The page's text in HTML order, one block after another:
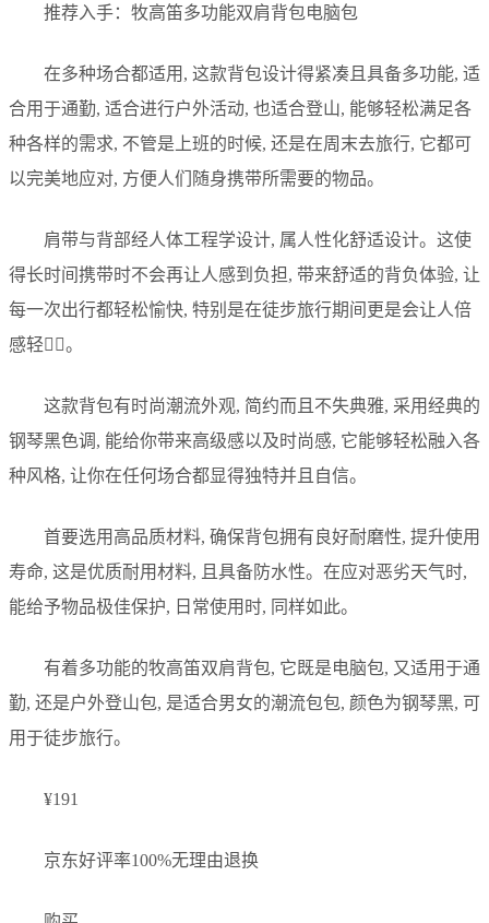
推荐入手：牧高笛多功能双肩背包电脑包
在多种场合都适用, 这款背包设计得紧凑且具备多功能, 适
合用于通勤, 适合进行户外活动, 也适合登山, 能够轻松满足各
种各样的需求, 不管是上班的时候, 还是在周末去旅行, 它都可
以完美地应对, 方便人们随身携带所需要的物品。
肩带与背部经人体工程学设计, 属人性化舒适设计。这使
得长时间携带时不会再让人感到负担, 带来舒适的背负体验, 让
每一次出行都轻松愉快, 特别是在徒步旅行期间更是会让人倍
感轻松️⃣。
这款背包有时尚潮流外观, 简约而且不失典雅, 采用经典的
钢琴黑色调, 能给你带来高级感以及时尚感, 它能够轻松融入各
种风格, 让你在任何场合都显得独特并且自信。
首要选用高品质材料, 确保背包拥有良好耐磨性, 提升使用
寿命, 这是优质耐用材料, 且具备防水性。在应对恶劣天气时,
能给予物品极佳保护, 日常使用时, 同样如此。
有着多功能的牧高笛双肩背包, 它既是电脑包, 又适用于通
勤, 还是户外登山包, 是适合男女的潮流包包, 颜色为钢琴黑, 可
用于徒步旅行。
¥191
京东好评率100%无理由退换